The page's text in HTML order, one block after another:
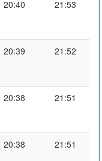
20:40 21:53
20:39 21:52
20:38 21:51
20:38 21:51